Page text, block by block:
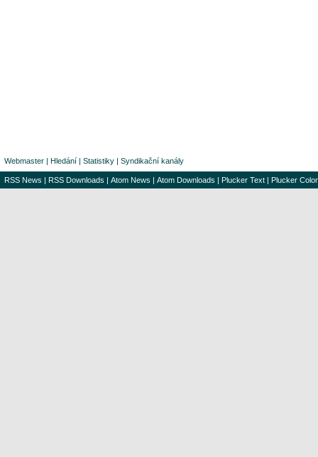
Webmaster | Hledání | Statistiky | Syndikační kanály
RSS News | RSS Downloads | Atom News | Atom Downloads | Plucker Text | Plucker Color